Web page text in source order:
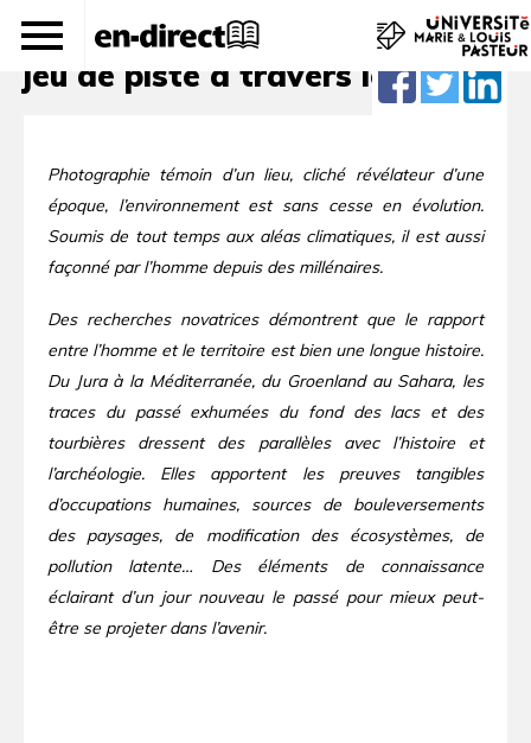
Empreinte environnementale :
jeu de piste à travers les âges
Photographie témoin d’un lieu, cliché révélateur d’une
époque, l’environnement est sans cesse en évolution.
Soumis de tout temps aux aléas climatiques, il est aussi
façonné par l’homme depuis des millénaires.
Des recherches novatrices démontrent que le rapport
entre l’homme et le territoire est bien une longue histoire.
Du Jura à la Méditerranée, du Groenland au Sahara, les
traces du passé exhumées du fond des lacs et des
tourbières dressent des parallèles avec l’histoire et
l’archéologie. Elles apportent les preuves tangibles
d’occupations humaines, sources de bouleversements
des paysages, de modification des écosystèmes, de
pollution latente… Des éléments de connaissance
éclairant d’un jour nouveau le passé pour mieux peut-
être se projeter dans l’avenir.